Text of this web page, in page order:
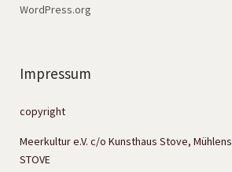
WordPress.org
Impressum
copyright
Meerkultur e.V. c/o Kunsthaus Stove,
STOVE